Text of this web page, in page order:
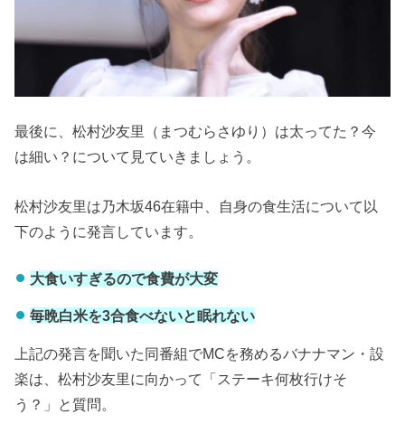
最後に、松村沙友里（まつむらさゆり）は太ってた？今
は細い？について見ていきましょう。
松村沙友里は乃木坂46在籍中、自身の食生活について以
下のように発言しています。
大食いすぎるので食費が大変
毎晩白米を3合食べないと眠れない
上記の発言を聞いた同番組でMCを務めるバナナマン・設
楽は、松村沙友里に向かって「ステーキ何枚行けそ
う？」と質問。